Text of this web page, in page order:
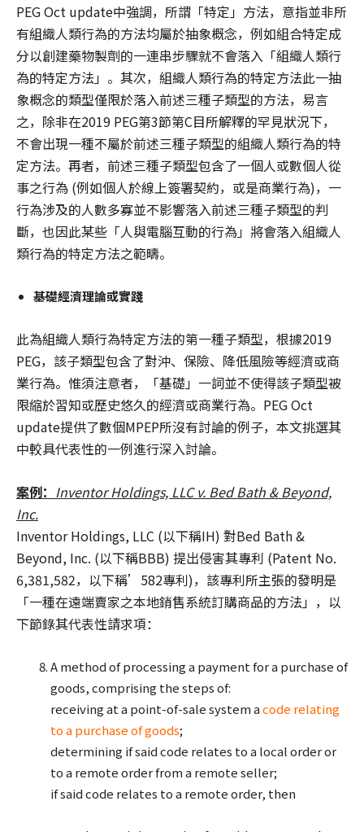
PEG Oct update中強調，所謂「特定」方法，意指並非所
有組織人類行為的方法均屬於抽象概念，例如組合特定成
分以創建藥物製劑的一連串步驟就不會落入「組織人類行
為的特定方法」。其次，組織人類行為的特定方法此一抽
象概念的類型僅限於落入前述三種子類型的方法，易言
之，除非在2019 PEG第3節第C目所解釋的罕見狀況下，
不會出現一種不屬於前述三種子類型的組織人類行為的特
定方法。再者，前述三種子類型包含了一個人或數個人從
事之行為 (例如個人於線上簽署契約，或是商業行為)，一
行為涉及的人數多寡並不影響落入前述三種子類型的判
斷，也因此某些「人與電腦互動的行為」將會落入組織人
類行為的特定方法之範疇。
基礎經濟理論或實踐
此為組織人類行為特定方法的第一種子類型，根據2019
PEG，該子類型包含了對沖、保險、降低風險等經濟或商
業行為。惟須注意者，「基礎」一詞並不使得該子類型被
限縮於習知或歷史悠久的經濟或商業行為。PEG Oct
update提供了數個MPEP所沒有討論的例子，本文挑選其
中較具代表性的一例進行深入討論。
案例： Inventor Holdings, LLC v. Bed Bath & Beyond,
Inc.
Inventor Holdings, LLC (以下稱IH) 對Bed Bath &
Beyond, Inc. (以下稱BBB) 提出侵害其專利 (Patent No.
6,381,582，以下稱’582專利)，該專利所主張的發明是
「一種在遠端賣家之本地銷售系統訂購商品的方法」，以
下節錄其代表性請求項：
A method of processing a payment for a purchase of
goods, comprising the steps of:
receiving at a point-of-sale system acode relating
to a purchase of goods;
determining if said code relates to a local order or
to a remote order from a remote seller;
if said code relates to a remote order, then